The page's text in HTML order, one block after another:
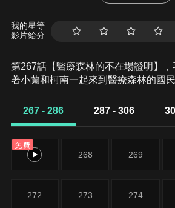
我的星等
影片給分
第267話【醫療森林的不在場證明】
著小蘭和柯南一起來到醫療森林的國
是第三者，他反對入贅女方家的小兒
267 - 286 287 - 306
免費
267 268 269
272 273 274